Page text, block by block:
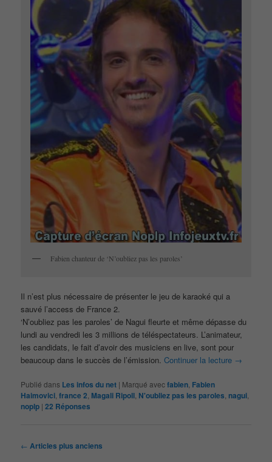
Fabien chanteur de ‘N’oubliez pas les paroles’
Il n’est plus nécessaire de présenter le jeu de karaoké qui a
sauvé l’access de France 2.
‘N’oubliez pas les paroles’ de Nagui fleurte et même dépasse du
lundi au vendredi les 3 millions de téléspectateurs. L’animateur,
les candidats, le fait d’avoir des musiciens en live, sont pour
beaucoup dans le succès de l’émission.Continuer la lecture →
Publié dans Les infos du net | Marqué avecfabien Fabien
Haimovici ,france 2 Magali Ripoll N'oubliez pas les paroles nagui
noplp |22 Réponses
Navigation
← Articles plus anciens